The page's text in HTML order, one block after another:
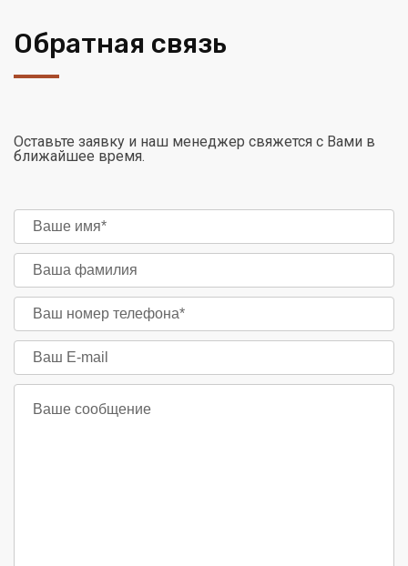
Обратная связь
Оставьте заявку и наш менеджер свяжется с Вами в
ближайшее время.